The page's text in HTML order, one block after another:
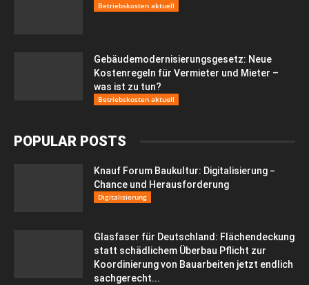
Betriebskosten aktuell
Gebäudemodernisierungsgesetz: Neue
Kostenregeln für Vermieter und Mieter –
was ist zu tun?
Betriebskosten aktuell
POPULAR POSTS
Knauf Forum Baukultur: Digitalisierung −
Chance und Herausforderung
Digitalisierung
Glasfaser für Deutschland: Flächendeckung
statt schädlichem Überbau Pflicht zur
Koordinierung von Bauarbeiten jetzt endlich
sachgerecht...